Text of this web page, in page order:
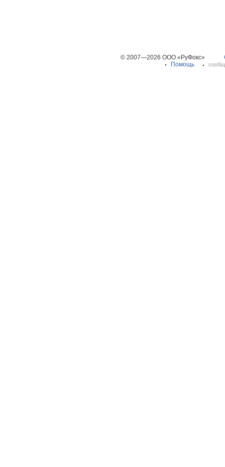
© 2007—2026 ООО «РуФокс»
Помощь